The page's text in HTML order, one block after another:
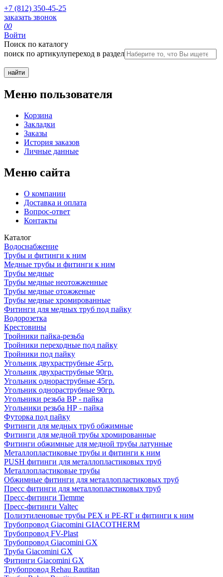
+7 (812) 350-45-25
заказать звонок
00
Войти
Поиск по каталогу
поиск по артикулупереход в раздел
Меню пользователя
Корзина
Закладки
Заказы
История заказов
Личные данные
Меню сайта
О компании
Доставка и оплата
Вопрос-ответ
Контакты
Каталог
Водоснабжение
Трубы и фитинги к ним
Медные трубы и фитинги к ним
Трубы медные
Трубы медные неотожженные
Трубы медные отожженые
Трубы медные хромированные
Фитинги для медных труб под пайку
Водорозетка
Крестовины
Тройники пайка-резьба
Тройники переходные под пайку
Тройники под пайку
Угольник двухраструбные 45гр.
Угольник двухраструбные 90гр.
Угольник однораструбные 45гр.
Угольник однораструбные 90гр.
Угольники резьба ВР - пайка
Угольники резьба НР - пайка
Футорка под пайку
Фитинги для медных труб обжимные
Фитинги для медной трубы хромированные
Фитинги обжимные для медной трубы латунные
Металлопластиковые трубы и фитинги к ним
PUSH фитинги для металлопластиковых труб
Металлопластиковые трубы
Обжимные фитинги для металлопластиковых труб
Пресс фитинги для металлопластиковых труб
Пресс-фитинги Tiemme
Пресс-фитинги Valtec
Полиэтиленовые трубы PEX и PE-RT и фитинги к ним
Трубопровод Giacomini GIACOTHERM
Трубопровод FV-Plast
Трубопровод Giacomini GX
Труба Giacomini GX
Фитинги Giacomini GX
Трубопровод Rehau Rautitan